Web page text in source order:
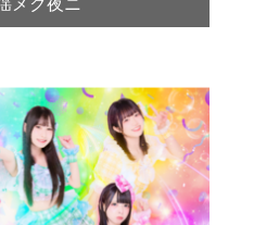
メク夜ニ